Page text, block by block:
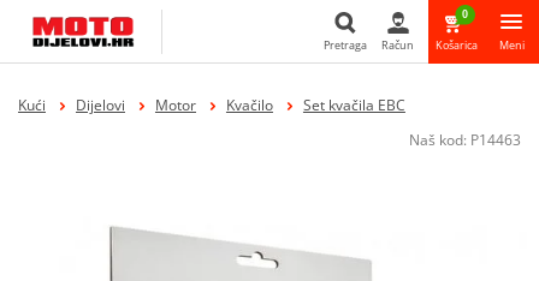
Pretraga Račun
0
Košarica Meni
Kući Dijelovi Motor Kvačilo
Set kvačila EBC
Naš kod: P14463